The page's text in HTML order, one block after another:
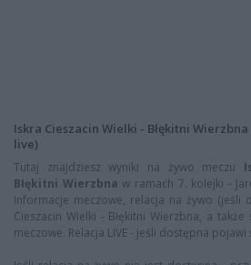
Iskra Cieszacin Wielki - Błękitni
live)
Tutaj znajdziesz wyniki na żywo meczu
Błękitni Wierzbna w ramach 7. kolejki -
Informacje meczowe, relacja na żywo (jeśli
Cieszacin Wielki - Błękitni Wierzbna, a
meczowe. Relacja LIVE - jeśli dostępna pojawi